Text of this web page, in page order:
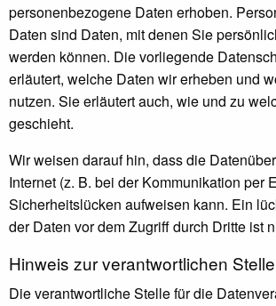
personenbezogene Daten erhoben.
Daten sind Daten, mit denen Sie
werden können. Die vorliegende
erläutert, welche Daten wir erheben und
nutzen. Sie erläutert auch, wie und zu
geschieht.
Wir weisen darauf hin, dass die
Internet (z. B. bei der Kommunikation per
Sicherheitslücken aufweisen kann. Ein
der Daten vor dem Zugriff durch Dritte ist
Hinweis zur verantwortlichen Stelle
Die verantwortliche Stelle für die